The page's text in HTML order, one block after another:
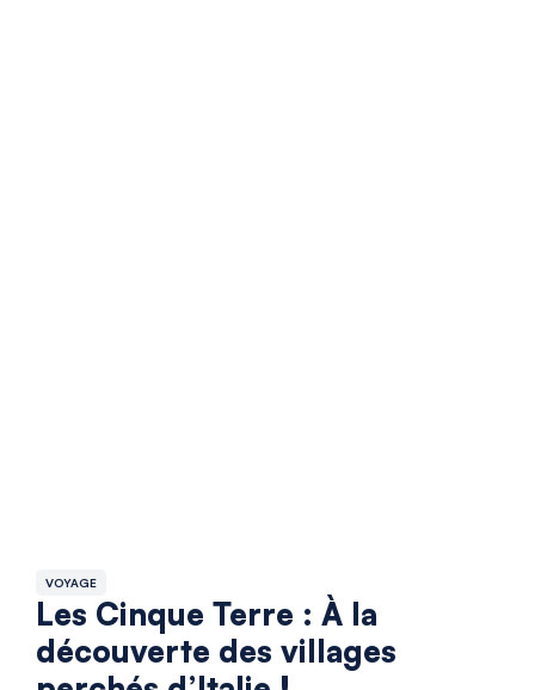
VOYAGE
Les Cinque Terre : À la
découverte des villages